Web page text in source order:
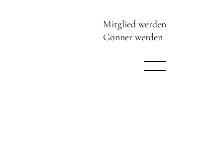
Mitglied werden
Gönner werden